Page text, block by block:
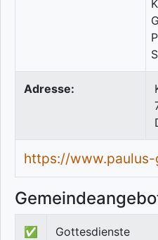
Adresse:
https://
✅ Gottesdienste